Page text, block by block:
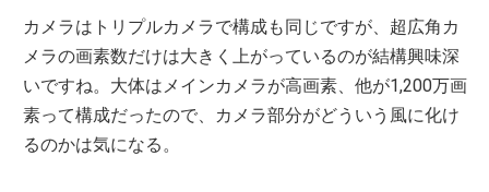
カメラはトリプルカメラで構成も同じですが、超広角カ
メラの画素数だけは大きく上がっているのが結構興味深
いですね。大体はメインカメラが高画素、他が1,200万画
素って構成だったので、カメラ部分がどういう風に化け
るのかは気になる。